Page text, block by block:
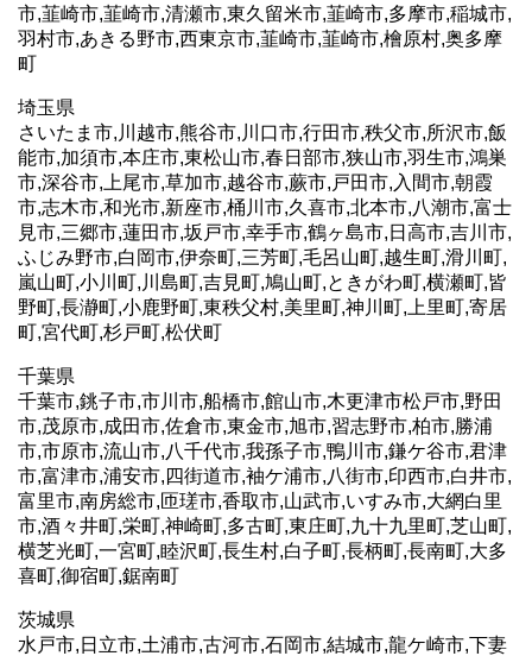
市,韮崎市,韮崎市,清瀬市,東久留米市,韮崎市,多摩市,稲城市,
羽村市,あきる野市,西東京市,韮崎市,韮崎市,檜原村,奥多摩
町
埼玉県
さいたま市,川越市,熊谷市,川口市,行田市,秩父市,所沢市,飯
能市,加須市,本庄市,東松山市,春日部市,狭山市,羽生市,鴻巣
市,深谷市,上尾市,草加市,越谷市,蕨市,戸田市,入間市,朝霞
市,志木市,和光市,新座市,桶川市,久喜市,北本市,八潮市,富士
見市,三郷市,蓮田市,坂戸市,幸手市,鶴ヶ島市,日高市,吉川市,
ふじみ野市,白岡市,伊奈町,三芳町,毛呂山町,越生町,滑川町,
嵐山町,小川町,川島町,吉見町,鳩山町,ときがわ町,横瀬町,皆
野町,長瀞町,小鹿野町,東秩父村,美里町,神川町,上里町,寄居
町,宮代町,杉戸町,松伏町
千葉県
千葉市,銚子市,市川市,船橋市,館山市,木更津市松戸市,野田
市,茂原市,成田市,佐倉市,東金市,旭市,習志野市,柏市,勝浦
市,市原市,流山市,八千代市,我孫子市,鴨川市,鎌ケ谷市,君津
市,富津市,浦安市,四街道市,袖ケ浦市,八街市,印西市,白井市,
富里市,南房総市,匝瑳市,香取市,山武市,いすみ市,大網白里
市,酒々井町,栄町,神崎町,多古町,東庄町,九十九里町,芝山町,
横芝光町,一宮町,睦沢町,長生村,白子町,長柄町,長南町,大多
喜町,御宿町,鋸南町
茨城県
水戸市,日立市,土浦市,古河市,石岡市,結城市,龍ケ崎市,下妻